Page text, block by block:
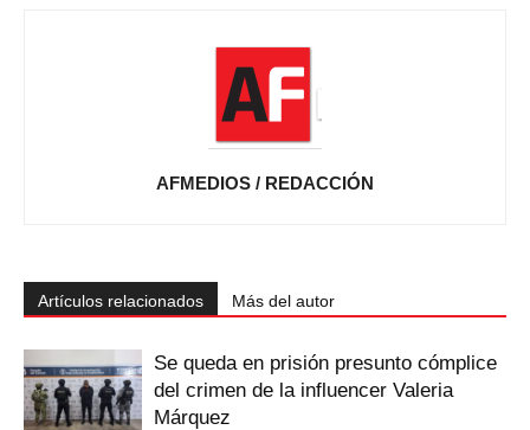
AFMEDIOS / REDACCIÓN
Artículos relacionados Más del autor
Se queda en prisión presunto cómplice
del crimen de la influencer Valeria
Márquez